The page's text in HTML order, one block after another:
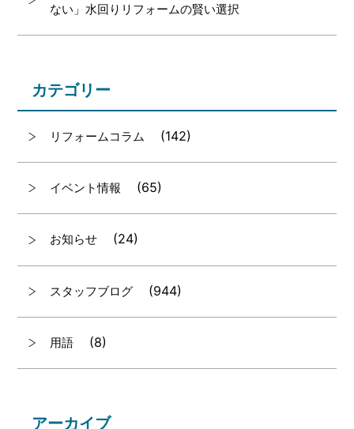
ない」水回りリフォームの賢い選択
カテゴリー
リフォームコラム (142)
イベント情報 (65)
お知らせ (24)
スタッフブログ (944)
用語 (8)
アーカイブ